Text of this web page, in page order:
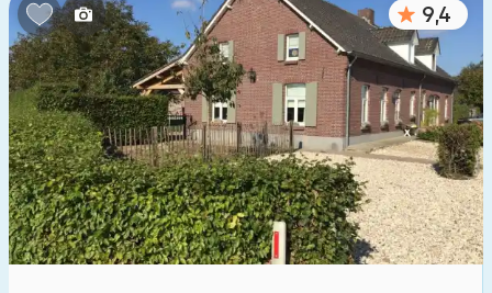
Schlafzimmern:
1 2 3 4 5
Badezimmer:
1 2 3 4 5
Entfernungen
9,4